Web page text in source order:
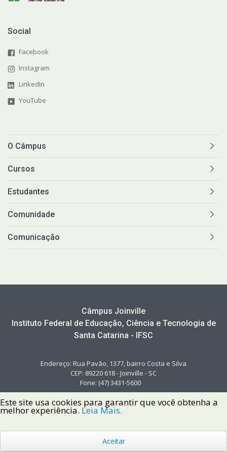
Social
Facebook
Instagram
LinkedIn
YouTube
O Câmpus
Cursos
Estudantes
Comunidade
Comunicação
Câmpus Joinville
Instituto Federal de Educação, Ciência e Tecnologia de
Santa Catarina - IFSC
Endereço: Rua Pavão, 1377, bairro Costa e Silva
CEP: 89220 618 - Joinville - SC
Fone: (47) 3431-5600
Copyright © 2022 Instituto Federal de Santa Catarina IFSC
Este site usa cookies para garantir que você obtenha a
melhor experiência. Leia Mais.
Aceitar